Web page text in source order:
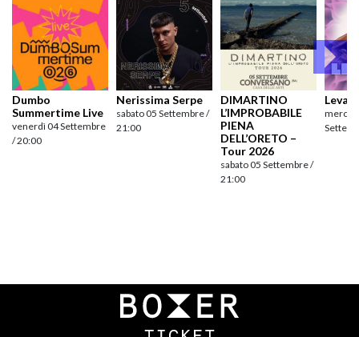
Dumbo
Summertime Live
venerdì 04 Settembre
/ 20:00
Nerissima Serpe
sabato 05 Settembre /
21:00
DIMARTINO
L’IMPROBABILE
PIENA
DELL’ORETO –
Tour 2026
sabato 05 Settembre /
21:00
Navigazione